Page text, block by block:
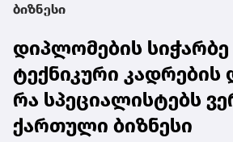
ბიზნესი
დიპლომების
ტექნიკური კადრების
რა სპეციალისტებს
ქართული ბიზნესი